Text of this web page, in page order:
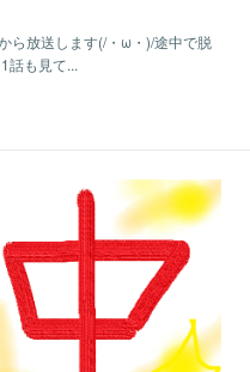
ら放送します(/・ω・)/途中で脱
話も見て...